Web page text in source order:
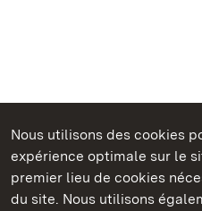
Nous utilisons des cookies
expérience optimale sur le
premier lieu de cookies
du site. Nous utilisons
Châteaux et jardins